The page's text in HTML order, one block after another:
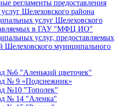
регламенты предоставления
Шелеховского района
услуг Шелеховского
в ГАУ "МФЦ ИО"
услуг, предоставляемых
Шелеховского муниципального
№6 "Аленький цветочек"
№ 9 «Подснежник»
№10 "Тополек"
№ 14 "Аленка"